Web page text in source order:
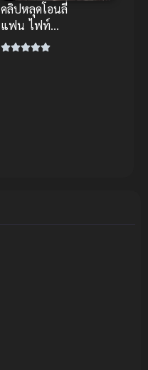
คลิปหลุดโอนลี่
แฟน ไฟท์
เตอร์ นัดสาว